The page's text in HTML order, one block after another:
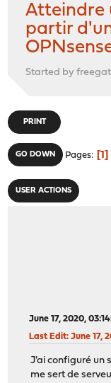
Atteindre
partir
Started by
PRINT
GO DOWN Pages 1
USER ACTIONS
June 17, 2020,
Last Edit: June 17,
J'ai configuré un
me sert de